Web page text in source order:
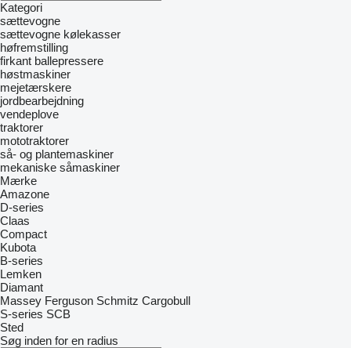
Kategori
sættevogne
sættevogne kølekasser
høfremstilling
firkant ballepressere
høstmaskiner
mejetærskere
jordbearbejdning
vendeplove
traktorer
mototraktorer
så- og plantemaskiner
mekaniske såmaskiner
Mærke
Amazone
D-series
Claas
Compact
Kubota
B-series
Lemken
Diamant
Massey Ferguson Schmitz Cargobull
S-series SCB
Sted
Søg inden for en radius